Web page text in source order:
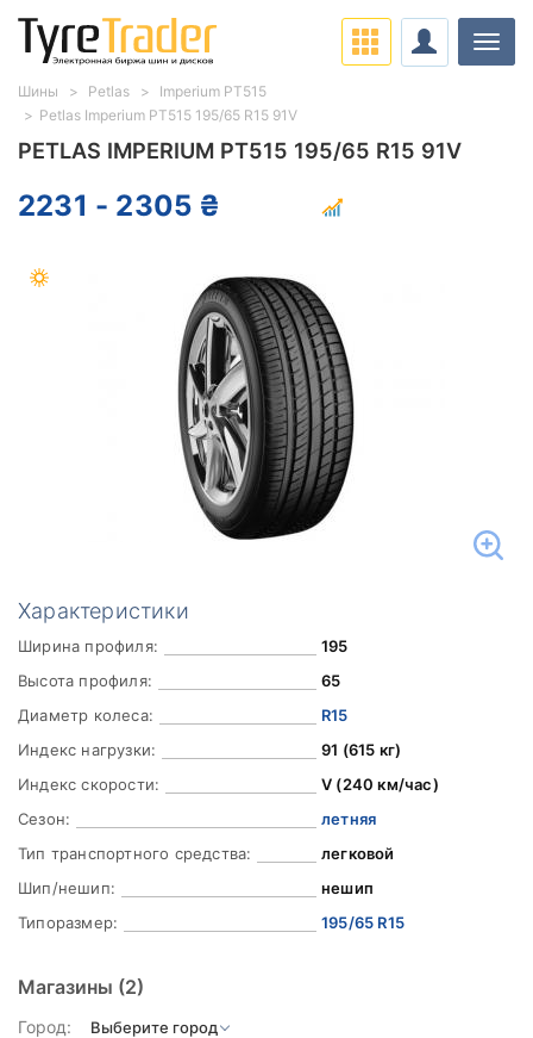
PETLAS IMPERIUM PT515 195/65 R15 91V
2231 - 2305 ₴
Характеристики
Ширина профиля:
195
Высота профиля:
65
Диаметр колеса:
R15
Индекс нагрузки:
91 (615 кг)
Индекс скорости:
V (240 км/час)
Сезон:
летняя
Тип транспортного средства:
легковой
Шип/нешип:
нешип
Типоразмер:
195/65 R15
Магазины (2)
Город:
Шины Petlas
Imperium PT515
Petlas Imperium PT515 195/65 R15 91V